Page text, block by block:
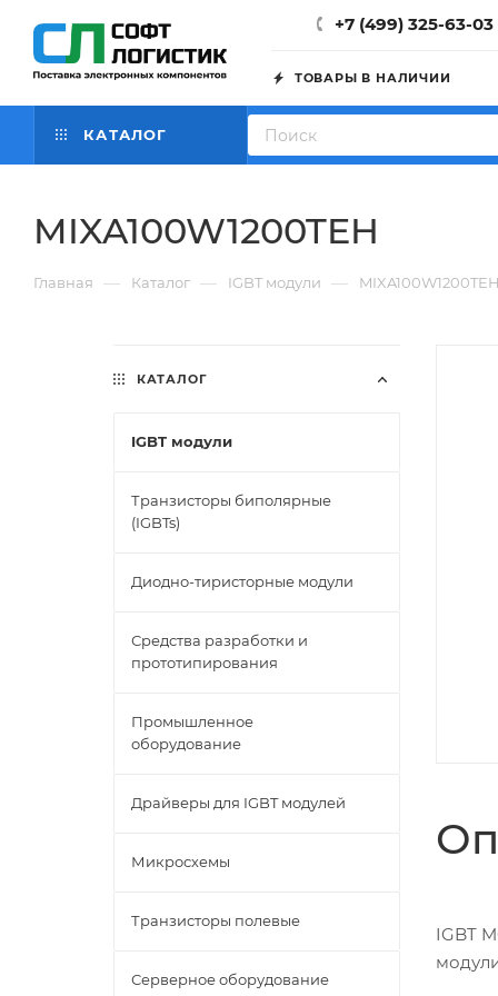
+7 (499) 325-63-03
ТОВАРЫ В НАЛИЧИИ
КАТАЛОГ
MIXA100W1200TEH
Главная — Каталог — IGBT модули — MIXA100W1200TEH
IGBT
КАТАЛОГ
IGBT модули
Транзисторы биполярные
(IGBTs)
Диодно-тиристорные модули
Средства разработки и
прототипирования
Промышленное
оборудование
Драйверы для IGBT модулей
Микросхемы
Транзисторы полевые
Серверное оборудование